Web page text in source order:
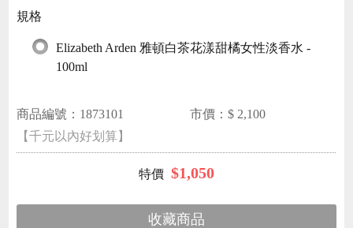
規格
Elizabeth Arden 雅頓白茶花漾甜橘女性淡香水 -
100ml
商品編號： 1873101 市價：$ 2,100
【千元以內好划算】
$1,050
收藏商品